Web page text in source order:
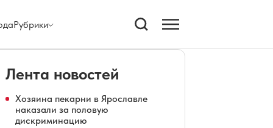
Рубрики
Лента новостей
Хозяина пекарни в Ярославле
наказали за половую
дискриминацию